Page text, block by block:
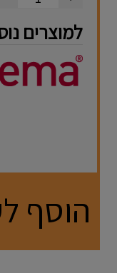
למוצרים
הוסף